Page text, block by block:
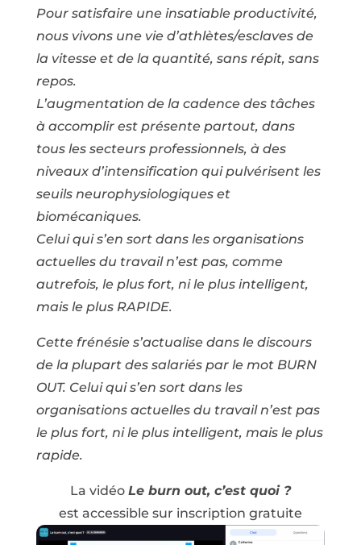
Pour satisfaire une insatiable productivité,
nous vivons une vie d’athlètes/esclaves de
la vitesse et de la quantité, sans répit, sans
repos.
L’augmentation de la cadence des tâches
à accomplir est présente partout, dans
tous les secteurs professionnels, à des
niveaux d’intensification qui pulvérisent les
seuils neurophysiologiques et
biomécaniques.
Celui qui s’en sort dans les organisations
actuelles du travail n’est pas, comme
autrefois, le plus fort, ni le plus intelligent,
mais le plus RAPIDE.
Cette frénésie s’actualise dans le discours
de la plupart des salariés par le mot BURN
OUT. Celui qui s’en sort dans les
organisations actuelles du travail n’est pas
le plus fort, ni le plus intelligent, mais le plus
rapide.
La vidéo Le burn out, c’est quoi ?
est accessible sur inscription gratuite